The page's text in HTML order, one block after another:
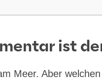
ist
Meer. Aber